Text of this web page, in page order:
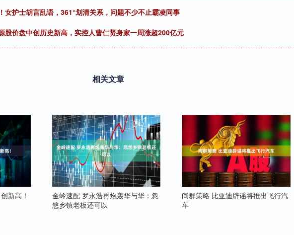
女护士胡言乱语，361°划清关系，问题不少不止霸凌同事
股价盘中创历史新高，实控人曹仁贤身家一周涨超200亿元
相关文章
新高！
金岭速配 罗永浩再炮轰华与华：忽
悠乡镇老板还可以
间群策略 比亚迪辟谣将推出飞行汽
车